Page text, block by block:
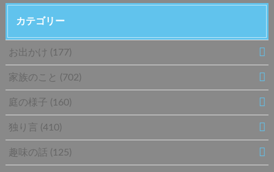
カテゴリー
お出かけ (177)
家族のこと (702)
庭の様子 (160)
独り言 (410)
趣味の話 (125)